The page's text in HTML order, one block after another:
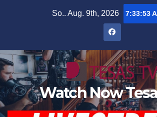
So.. Aug. 9th, 2026 7:33:54
Watch Now